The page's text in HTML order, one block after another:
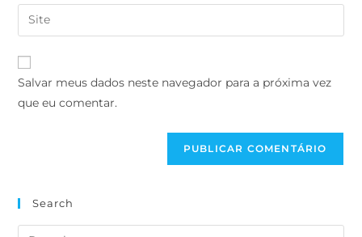
Salvar meus dados neste navegador para a próxima vez
que eu comentar.
Search